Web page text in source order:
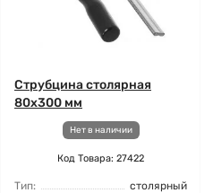
Струбцина столярная
80x300 мм
Нет в наличии
Код Товара: 27422
Тип:
столярный